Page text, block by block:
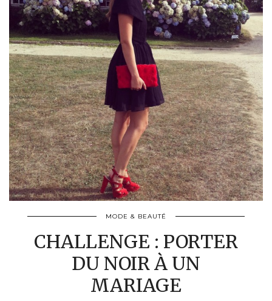
MODE & BEAUTÉ
CHALLENGE : PORTER
DU NOIR À UN
MARIAGE